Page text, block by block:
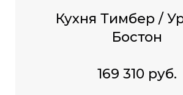
Кухня Тимбер /
Бостон
169 310 руб.